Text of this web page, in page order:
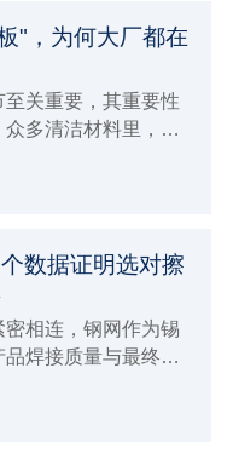
"，为何大厂都在
关重要，其重要性
多清洁材料里，无
“天花板”。
数据证明选对擦
相连，钢网作为锡
焊接质量与最终良